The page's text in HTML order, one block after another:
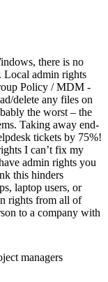
there is no
Local admin rights
Policy / MDM -
delete any files on
the worst – the
Taking away end-
tickets by 75%!
I can’t fix my
admin rights you
this hinders
laptop users, or
rights from all of
to a company with
managers